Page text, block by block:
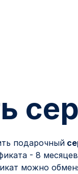
подарочный
- 8
можно